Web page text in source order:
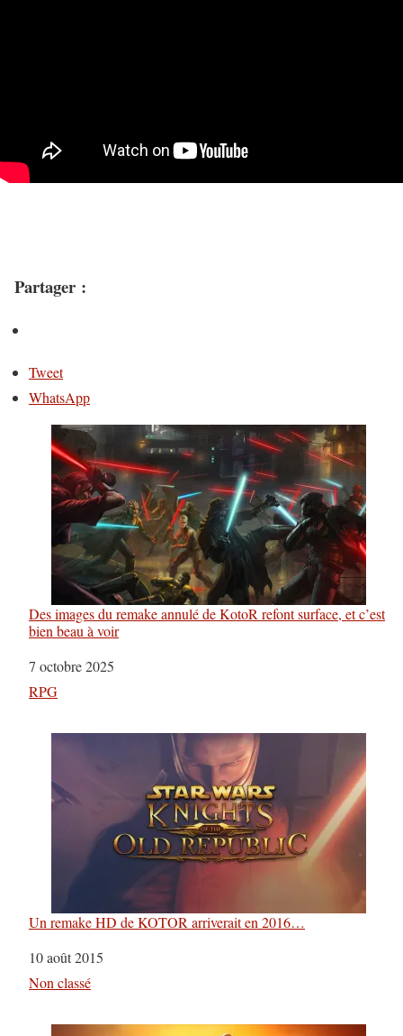
Partager :
Tweet
WhatsApp
Des images du remake annulé de KotoR refont surface, et c’est
bien beau à voir
Date
7 octobre 2025
Par rapport à
RPG
Un remake HD de KOTOR arriverait en 2016…
Date
10 août 2015
Par rapport à
Non classé